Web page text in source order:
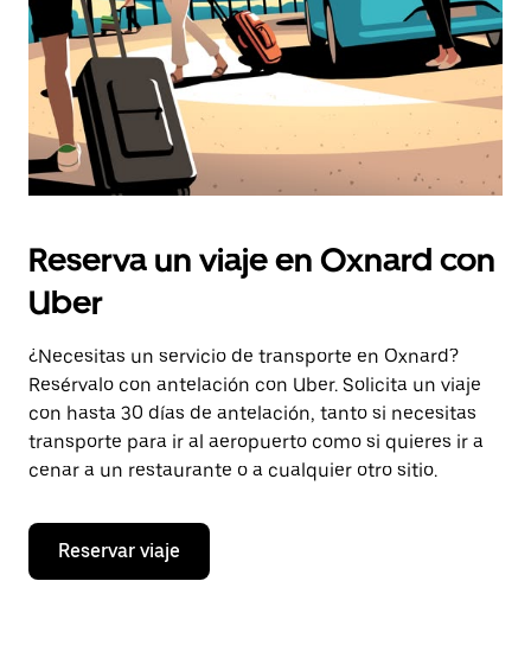
Reserva un viaje en Oxnard con
Uber
¿Necesitas un servicio de transporte en Oxnard?
Resérvalo con antelación con Uber. Solicita un viaje
con hasta 30 días de antelación, tanto si necesitas
transporte para ir al aeropuerto como si quieres ir a
cenar a un restaurante o a cualquier otro sitio.
Reservar viaje